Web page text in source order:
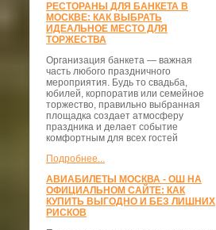
РЕСТОРАНЫ ДЛЯ БАНКЕТА В
МОСКВЕ: КАК ВЫБРАТЬ
ИДЕАЛЬНОЕ МЕСТО ДЛЯ
ТОРЖЕСТВА
Организация банкета — важная
часть любого праздничного
мероприятия. Будь то свадьба,
юбилей, корпоратив или семейное
торжество, правильно выбранная
площадка создает атмосферу
праздника и делает событие
комфортным для всех гостей
Подробнее...
АВИАБИЛЕТЫ МОСКВА - ОШ НА
ОФИЦИАЛЬНОМ САЙТЕ: КАК
КУПИТЬ ВЫГОДНО И БЕЗ ЛИШНИХ
РИСКОВ